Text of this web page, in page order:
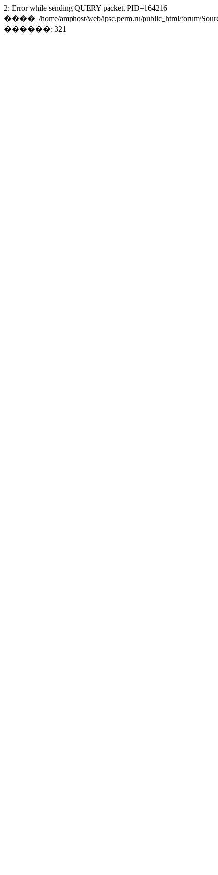
2: Error while sending QUERY packet. PID=164216
����: /home/amphost/web/ipsc.perm.ru/public_html/forum/
������: 321